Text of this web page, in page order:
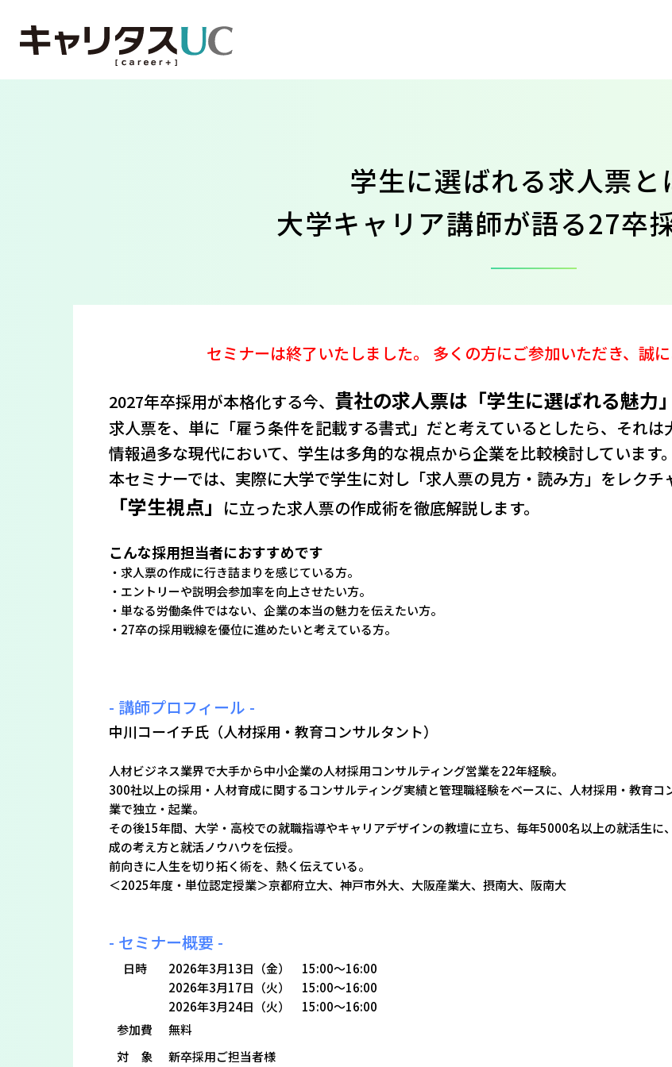
学生に選ばれる求人票と
大学キャリア講師が語る27卒
セミナーは終了いたしました。 多くの方にご参加いただき、誠
2027年卒採用が本格化する今、 貴社の求人票は「学生に選ばれる魅力」
求人票を、単に「雇う条件を記載する書式」だと考えているとしたら、それは
情報過多な現代において、学生は多角的な視点から企業を比較検討しています。
本セミナーでは、実際に大学で学生に対し「求人票の見方・読み方」をレクチ
「学生視点」 に立った求人票の作成術を徹底解説します。
こんな採用担当者におすすめです
・求人票の作成に行き詰まりを感じている方。
・エントリーや説明会参加率を向上させたい方。
・単なる労働条件ではない、企業の本当の魅力を伝えたい方。
・27卒の採用戦線を優位に進めたいと考えている方。
- 講師プロフィール -
中川コーイチ氏（人材採用・教育コンサルタント）
人材ビジネス業界で大手から中小企業の人材採用コンサルティング営業を22年経験。
300社以上の採用・人材育成に関するコンサルティング実績と管理職経験をベースに、人材採用・教育コ
業で独立・起業。
その後15年間、大学・高校での就職指導やキャリアデザインの教壇に立ち、毎年5000名以上の就活生に
成の考え方と就活ノウハウを伝授。
前向きに人生を切り拓く術を、熱く伝えている。
＜2025年度・単位認定授業＞京都府立大、神戸市外大、大阪産業大、摂南大、阪南大
- セミナー概要 -
日時
2026年3月13日（金） 15:00～16:00
2026年3月17日（火） 15:00～16:00
2026年3月24日（火） 15:00～16:00
参加費
無料
対 象
新卒採用ご担当者様